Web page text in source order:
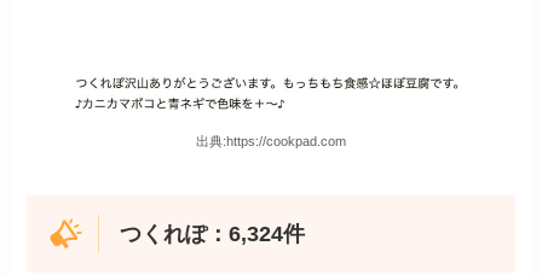
出典:https://cookpad.com
つくれぽ：6,324件